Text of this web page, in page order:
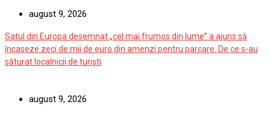
august 9, 2026
Satul din Europa desemnat „cel mai frumos din lume” a ajuns să
încaseze zeci de mii de euro din amenzi pentru parcare. De ce s-au
săturat localnicii de turiști
august 9, 2026